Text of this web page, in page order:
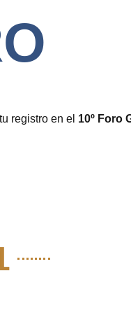
registro en el 10º Foro